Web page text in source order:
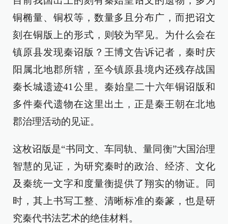
铜椭量、铜权等，数量多且分布广，而把诏文
刻在铜版上的形式，则较为罕见。为什么会在
镇原县发现秦诏版？王博文告诉记者，秦时庆
阳属北地郡所辖，至今镇原县境内还残存战国
秦长城遗迹41公里。秦始皇二十六年铜诏版和
多件秦代遗物在这里出土，正是秦王朝在北地
郡治理活动的见证。
这枚诏版是“书同文、车同轨、量同衡”大国治理
智慧的见证，为研究秦时的政治、经济、文化
及秦统一文字和度量衡提供了翔实的物证。同
时，其上书写工整、清晰标准的秦篆，也是研
究秦代书法艺术的绝佳材料。